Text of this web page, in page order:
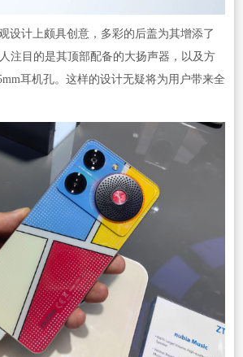
设计上颇具创意，多彩的后盖为其增添了
注目的是其顶部配备的大扬声器，以及方
耳机孔。这样的设计无疑将为用户带来全